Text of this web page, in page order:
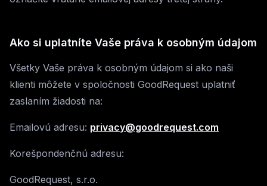
Ako si uplatníte Vaše práva k osobným údajom
Všetky Vaše práva k osobným údajom si ako naši
klienti môžete v spoločnosti GoodRequest uplatniť
zaslaním žiadosti na:
Emailovú adresu: privacy@goodrequest.com
Korešpondenčnú adresu:
GoodRequest, s.r.o.